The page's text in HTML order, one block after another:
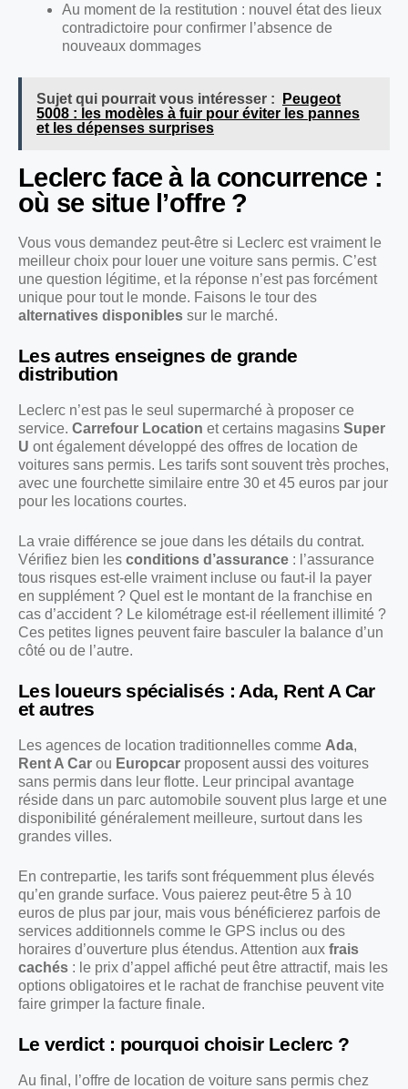
Au moment de la restitution : nouvel état des lieux
contradictoire pour confirmer l’absence de
nouveaux dommages
Sujet qui pourrait vous intéresser :
Peugeot
5008 : les modèles à fuir pour éviter les pannes
et les dépenses surprises
Leclerc face à la concurrence :
où se situe l’offre ?
Vous vous demandez peut-être si Leclerc est vraiment le
meilleur choix pour louer une voiture sans permis. C’est
une question légitime, et la réponse n’est pas forcément
unique pour tout le monde. Faisons le tour des
alternatives disponibles sur le marché.
Les autres enseignes de grande
distribution
Leclerc n’est pas le seul supermarché à proposer ce
service. Carrefour Location et certains magasins Super
U ont également développé des offres de location de
voitures sans permis. Les tarifs sont souvent très proches,
avec une fourchette similaire entre 30 et 45 euros par jour
pour les locations courtes.
La vraie différence se joue dans les détails du contrat.
Vérifiez bien les conditions d’assurance : l’assurance
tous risques est-elle vraiment incluse ou faut-il la payer
en supplément ? Quel est le montant de la franchise en
cas d’accident ? Le kilométrage est-il réellement illimité ?
Ces petites lignes peuvent faire basculer la balance d’un
côté ou de l’autre.
Les loueurs spécialisés : Ada, Rent A Car
et autres
Les agences de location traditionnelles comme Ada,
Rent A Car ou Europcar proposent aussi des voitures
sans permis dans leur flotte. Leur principal avantage
réside dans un parc automobile souvent plus large et une
disponibilité généralement meilleure, surtout dans les
grandes villes.
En contrepartie, les tarifs sont fréquemment plus élevés
qu’en grande surface. Vous paierez peut-être 5 à 10
euros de plus par jour, mais vous bénéficierez parfois de
services additionnels comme le GPS inclus ou des
horaires d’ouverture plus étendus. Attention aux frais
cachés : le prix d’appel affiché peut être attractif, mais les
options obligatoires et le rachat de franchise peuvent vite
faire grimper la facture finale.
Le verdict : pourquoi choisir Leclerc ?
Au final, l’offre de location de voiture sans permis chez